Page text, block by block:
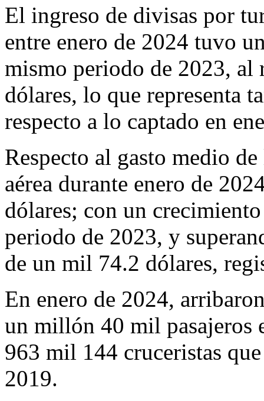
El ingreso de divisas por
entre enero de 2024 tuvo
mismo periodo de 2023,
dólares, lo que representa
respecto a lo captado en
Respecto al gasto medio
aérea durante enero de
dólares; con un
periodo de 2023, y
de un mil 74.2 dólares,
En enero de 2024,
un millón 40 mil pasajeros
963 mil 144 cruceristas
2019.